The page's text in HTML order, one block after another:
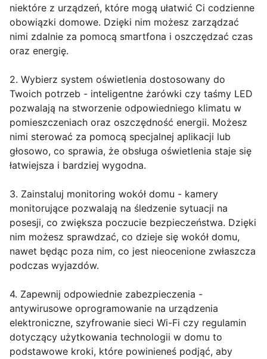
niektóre z urządzeń, które mogą ułatwić Ci codzienne
obowiązki domowe. Dzięki nim możesz zarządzać
nimi zdalnie za pomocą smartfona i oszczędzać czas
oraz energię.
2. Wybierz system oświetlenia dostosowany do
Twoich potrzeb - inteligentne żarówki czy taśmy LED
pozwalają na stworzenie odpowiedniego klimatu w
pomieszczeniach oraz oszczędność energii. Możesz
nimi sterować za pomocą specjalnej aplikacji lub
głosowo, co sprawia, że obsługa oświetlenia staje się
łatwiejsza i bardziej wygodna.
3. Zainstaluj monitoring wokół domu - kamery
monitorujące pozwalają na śledzenie sytuacji na
posesji, co zwiększa poczucie bezpieczeństwa. Dzięki
nim możesz sprawdzać, co dzieje się wokół domu,
nawet będąc poza nim, co jest nieocenione zwłaszcza
podczas wyjazdów.
4. Zapewnij odpowiednie zabezpieczenia -
antywirusowe oprogramowanie na urządzenia
elektroniczne, szyfrowanie sieci Wi-Fi czy regulamin
dotyczący użytkowania technologii w domu to
podstawowe kroki, które powinieneś podjąć, aby